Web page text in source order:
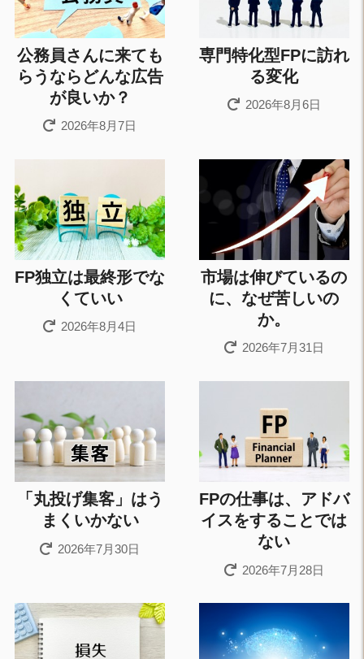
公務員さんに来ても
らうならどんな広告
が良いか？
2026年8月7日
専門特化型FPに訪れ
る変化
2026年8月6日
FP独立は最終形でな
くていい
2026年8月4日
市場は伸びているの
に、なぜ苦しいの
か。
2026年7月31日
「丸投げ集客」はう
まくいかない
2026年7月30日
FPの仕事は、アドバ
イスをすることでは
ない
2026年7月28日